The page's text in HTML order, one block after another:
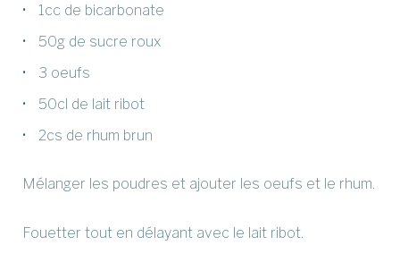
1cc de bicarbonate
50g de sucre roux
3 oeufs
50cl de lait ribot
2cs de rhum brun
Mélanger les poudres et ajouter les oeufs et le rhum.
Fouetter tout en délayant avec le lait ribot.